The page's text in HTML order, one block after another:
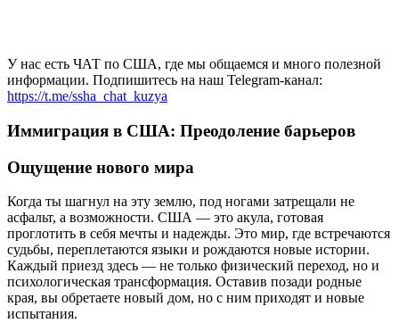
У нас есть ЧАТ по США, где мы общаемся и много полезной
информации. Подпишитесь на наш Telegram-канал:
https://t.me/ssha_chat_kuzya
Иммиграция в США: Преодоление барьеров
Ощущение нового мира
Когда ты шагнул на эту землю, под ногами затрещали не
асфальт, а возможности. США — это акула, готовая
проглотить в себя мечты и надежды. Это мир, где встречаются
судьбы, переплетаются языки и рождаются новые истории.
Каждый приезд здесь — не только физический переход, но и
психологическая трансформация. Оставив позади родные
края, вы обретаете новый дом, но с ним приходят и новые
испытания.